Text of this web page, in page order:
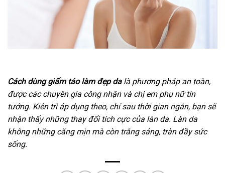
Cách dùng giấm táo làm đẹp da là phương pháp an toàn,
được các chuyên gia công nhận và chị em phụ nữ tin
tưởng. Kiên trì áp dụng theo, chỉ sau thời gian ngắn, bạn sẽ
nhận thấy những thay đổi tích cực của làn da. Làn da
không những căng mịn mà còn trắng sáng, tràn đầy sức
sống.